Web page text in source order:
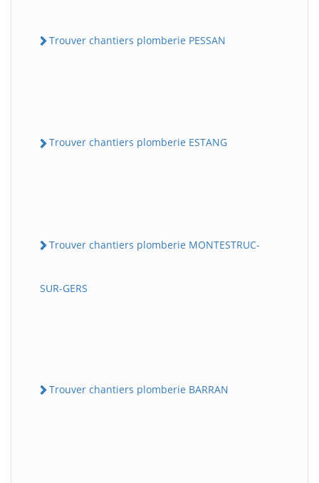
Trouver chantiers plomberie PESSAN
Trouver chantiers plomberie ESTANG
Trouver chantiers plomberie MONTESTRUC-
SUR-GERS
Trouver chantiers plomberie BARRAN